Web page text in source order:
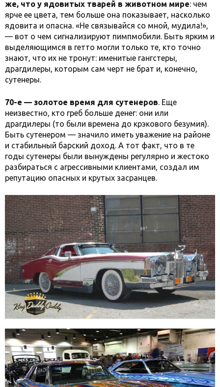
же, что у ядовитых тварей в животном мире: чем
ярче ее цвета, тем больше она показывает, насколько
ядовита и опасна. «Не связывайся со мной, мудила!»,
— вот о чем сигнализируют пимпмобили. Быть ярким и
выделяющимся в гетто могли только те, кто точно
знают, что их не тронут: именитые гангстеры,
драгдилеры, которым сам черт не брат и, конечно,
сутенеры.
70-е — золотое время для сутенеров. Еще
неизвестно, кто греб больше денег: они или
драгдилеры (то были времена до крэкового безумия).
Быть сутенером — значило иметь уважение на районе
и стабильный барский доход. А тот факт, что в те
годы сутенеры были вынуждены регулярно и жестоко
разбираться с агрессивными клиентами, создал им
репутацию опасных и крутых засранцев.